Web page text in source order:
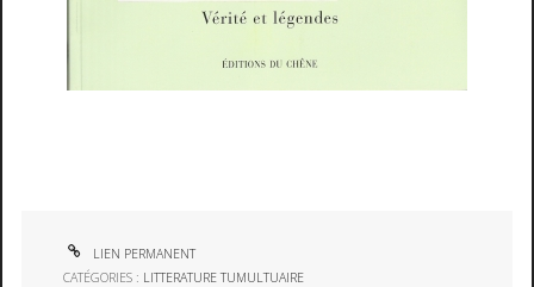
LIEN PERMANENT
CATÉGORIES : LITTERATURE TUMULTUAIRE